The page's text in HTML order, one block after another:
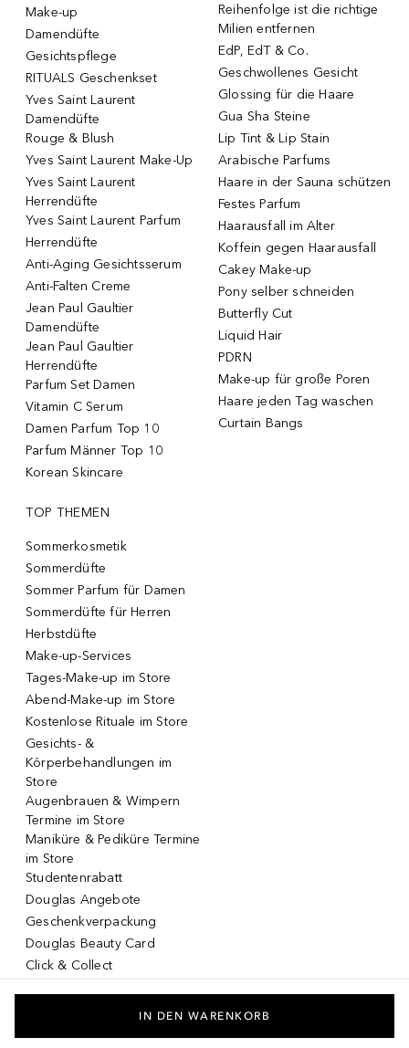
Make-up
Damendüfte
Gesichtspflege
RITUALS Geschenkset
Yves Saint Laurent
Damendüfte
Rouge & Blush
Yves Saint Laurent Make-Up
Yves Saint Laurent
Herrendüfte
Yves Saint Laurent Parfum
Herrendüfte
Anti-Aging Gesichtsserum
Anti-Falten Creme
Jean Paul Gaultier
Damendüfte
Jean Paul Gaultier
Herrendüfte
Parfum Set Damen
Vitamin C Serum
Damen Parfum Top 10
Parfum Männer Top 10
Korean Skincare
Reihenfolge ist die richtige
Milien entfernen
EdP, EdT & Co.
Geschwollenes Gesicht
Glossing für die Haare
Gua Sha Steine
Lip Tint & Lip Stain
Arabische Parfums
Haare in der Sauna schützen
Festes Parfum
Haarausfall im Alter
Koffein gegen Haarausfall
Cakey Make-up
Pony selber schneiden
Butterfly Cut
Liquid Hair
PDRN
Make-up für große Poren
Haare jeden Tag waschen
Curtain Bangs
TOP THEMEN
Sommerkosmetik
Sommerdüfte
Sommer Parfum für Damen
Sommerdüfte für Herren
Herbstdüfte
Make-up-Services
Tages-Make-up im Store
Abend-Make-up im Store
Kostenlose Rituale im Store
Gesichts- &
Körperbehandlungen im
Store
Augenbrauen & Wimpern
Termine im Store
Maniküre & Pediküre Termine
im Store
Studentenrabatt
Douglas Angebote
Geschenkverpackung
Douglas Beauty Card
Click & Collect
IN DEN WARENKORB